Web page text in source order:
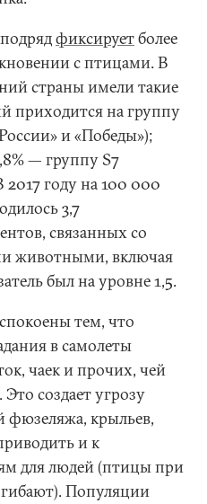
фиксируетболее
с птицами. В
страны имели такие
приходится на группу
и «Победы»);
— группу S7
2017 году на 100 000
3,7
связанных со
животными, включая
был на уровне 1,5.
тем, что
в самолеты
чаек и прочих, чей
создает угрозу
фюзеляжа, крыльев,
и к
для людей (птицы при
Популяции